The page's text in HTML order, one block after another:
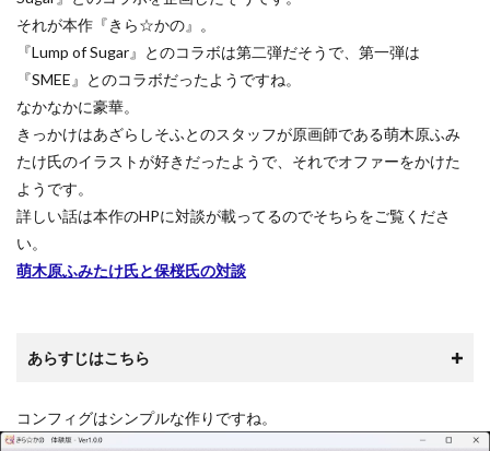
それが本作『きら☆かの』。
『Lump of Sugar』とのコラボは第二弾だそうで、第一弾は
『SMEE』とのコラボだったようですね。
なかなかに豪華。
きっかけはあざらしそふとのスタッフが原画師である萌木原ふみ
たけ氏のイラストが好きだったようで、それでオファーをかけた
ようです。
詳しい話は本作のHPに対談が載ってるのでそちらをご覧くださ
い。
萌木原ふみたけ氏と保桜氏の対談
あらすじはこちら
コンフィグはシンプルな作りですね。